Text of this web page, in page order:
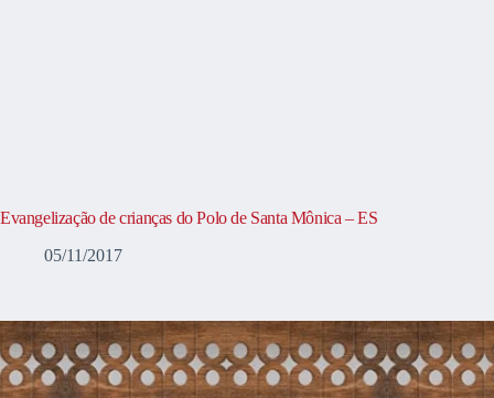
Evangelização de crianças do Polo de Santa Mônica – ES
05/11/2017